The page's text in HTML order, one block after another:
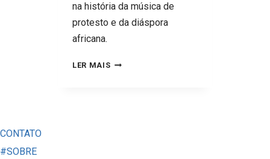
na história da música de
protesto e da diáspora
africana.
LER MAISMORRE
CONTATO
#SOBRE